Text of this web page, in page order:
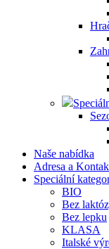
Naše nabídka
Adresa a
Speciální
BIO
Bez
Bez lepku
KLASA
Italské